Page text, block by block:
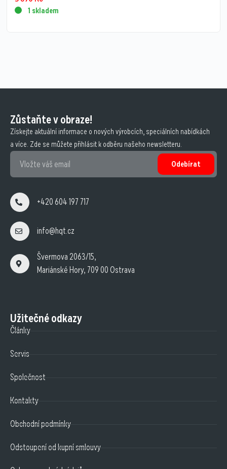
1 skladem
Zůstaňte v obraze!
Získejte aktuální informace o nových výrobcích, speciálních nabídkách
a více. Zde se můžete přihlásit k odběru našeho newsletteru.
Odebírat
+420 604 197 717
info@hqt.cz
Švermova 2063/15,
Mariánské Hory, 709 00 Ostrava
Užitečné odkazy
Články
Servis
Společnost
Kontakty
Obchodní podmínky
Odstoupení od kupní smlouvy